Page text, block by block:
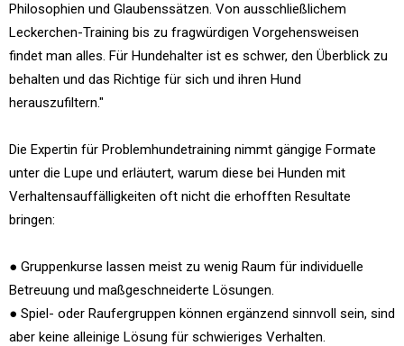
Philosophien und Glaubenssätzen. Von ausschließlichem
Leckerchen-Training bis zu fragwürdigen Vorgehensweisen
findet man alles. Für Hundehalter ist es schwer, den Überblick zu
behalten und das Richtige für sich und ihren Hund
herauszufiltern."
Die Expertin für Problemhundetraining nimmt gängige Formate
unter die Lupe und erläutert, warum diese bei Hunden mit
Verhaltensauffälligkeiten oft nicht die erhofften Resultate
bringen:
● Gruppenkurse lassen meist zu wenig Raum für individuelle
Betreuung und maßgeschneiderte Lösungen.
● Spiel- oder Raufergruppen können ergänzend sinnvoll sein, sind
aber keine alleinige Lösung für schwieriges Verhalten.